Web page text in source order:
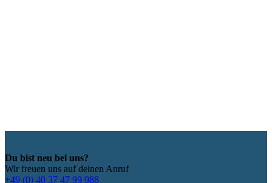
Du bist neu bei uns?
Wir freuen uns auf deinen Anruf
+49 (0) 40 37 47 99 988